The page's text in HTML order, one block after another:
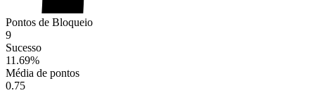
Pontos de Bloqueio
9
Sucesso
11.69%
Média de pontos
0.75